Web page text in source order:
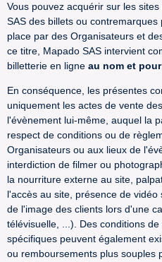
Vous pouvez acquérir sur les
SAS des billets ou
place par des Organisateurs et
ce titre, Mapado SAS intervient
billetterie en ligne au nom et
En conséquence, les présentes
uniquement les actes de vente
l'évènement lui-même, auquel la
respect de conditions ou de
Organisateurs ou aux lieux de
interdiction de filmer ou
la nourriture externe au site,
l'accès au site, présence de
de l'image des clients lors d'une
télévisuelle, ...). Des conditions
spécifiques peuvent également
ou remboursements plus souples